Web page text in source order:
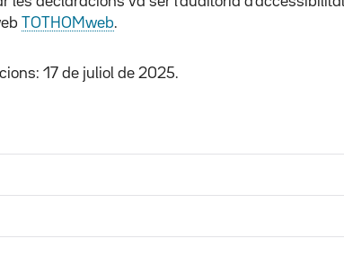
TOTHOMweb.
17 de juliol de 2025.